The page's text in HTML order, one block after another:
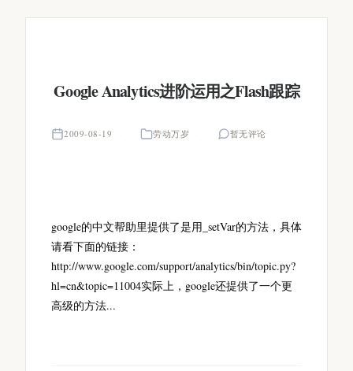
Google Analytics进阶运用之Flash跟踪
2009-08-19 劳动万岁 暂无评论
google的中文帮助里提供了是用_setVar的方法，具体
请看下面的链接：
http://www.google.com/support/analytics/bin/topic.py?
hl=cn&topic=11004实际上，google还提供了一个更
高级的方法...